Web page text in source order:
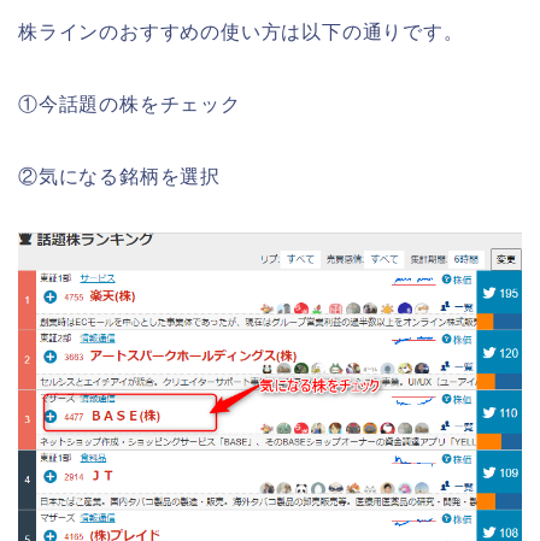
株ラインのおすすめの使い方は以下の通りです。
①今話題の株をチェック
②気になる銘柄を選択